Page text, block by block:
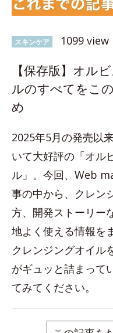
スキンケア 1099 view
【保存版】オル
ルのすべてをこ
め
2025年5月の発売以
いて大好評の「オル
ル」。今回、Web
事の中から、クレン
方、開発ストーリー
地よく使える情報を
クレンジングオイル
がギュッと詰まって
てみてください。